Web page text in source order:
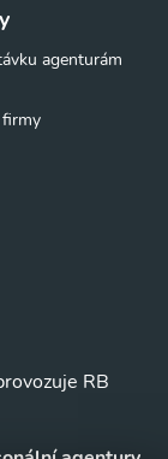
agenturám
RB